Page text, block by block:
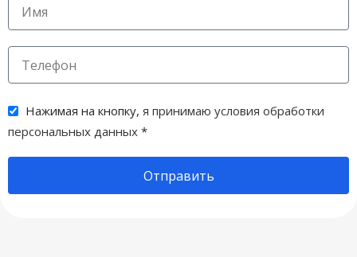
Нажимая на кнопку, я принимаю условия обработки
персональных данных *
Отправить